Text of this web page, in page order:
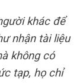
khác để
nhận tài liệu
không có
tạp, họ chỉ